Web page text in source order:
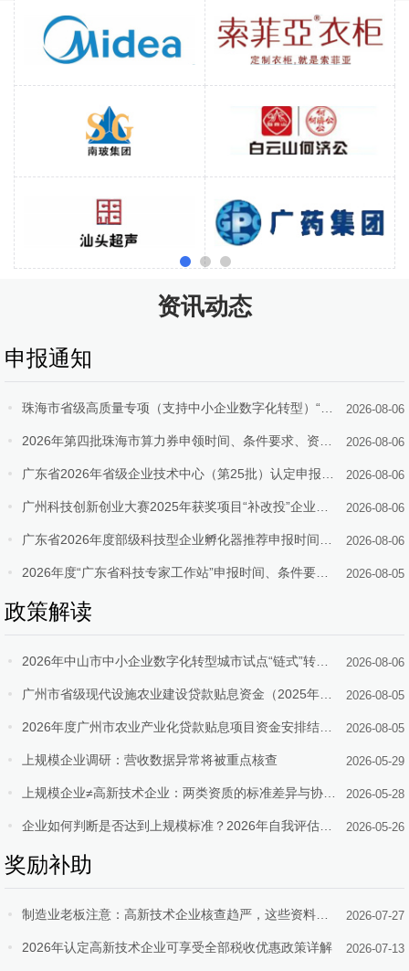
资讯动态
申报通知
2026-08-06
2026-08-06
2026-08-06
2026-08-06
2026-08-06
2026-08-05
政策解读
2026-08-06
2026-08-05
2026-08-05
上规模企业调研：营收数据异常将被重点核查 2026-05-29
2026-05-28
2026-05-26
奖励补助
2026-07-27
2026年认定高新技术企业可享受全部税收优惠政策详解 2026-07-13